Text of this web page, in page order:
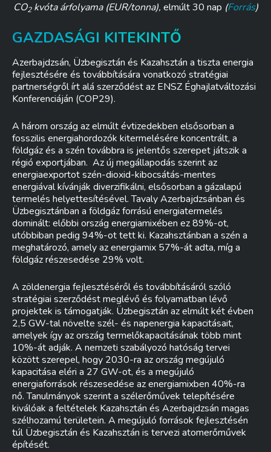
CO2kvóta árfolyama (EUR/tonna), elmúlt 30 nap (Forrás)
GAZDASÁGI KITEKINTŐ
Azerbajdzsán, Üzbegisztán és Kazahsztán a tiszta energia
fejlesztésére és továbbítására vonatkozó stratégiai
partnerségről írt alá szerződést az ENSZ Éghajlatváltozási
Konferenciáján (COP29).
A három ország az elmúlt évtizedekben elsősorban a
fosszilis energiahordozók kitermelésére koncentrált, a
földgáz és a szén továbbra is jelentős szerepet játszik a
régió exportjában. Az új megállapodás szerint az
energiaexportot szén-dioxid-kibocsátás-mentes
energiával kívánják diverzifikálni, elsősorban a gázalapú
termelés helyettesítésével. Tavaly Azerbajdzsánban és
Üzbegisztánban a földgáz forrású energiatermelés
dominált: előbbi ország energiamixében ez 89%-ot,
utóbbiban pedig 94%-ot tett ki. Kazahsztánban a szén a
meghatározó, amely az energiamix 57%-át adta, míg a
földgáz részesedése 29% volt.
A zöldenergia fejlesztéséről és továbbításáról szóló
stratégiai szerződést meglévő és folyamatban lévő
projektek is támogatják. Üzbegisztán az elmúlt két évben
2,5 GW-tal növelte szél- és napenergia kapacitásait,
amelyek így az ország termelőkapacitásának több mint
10%-át adják. A nemzeti szabályozó hatóság tervei
között szerepel, hogy 2030-ra az ország megújuló
kapacitása eléri a 27 GW-ot, és a megújuló
energiaforrások részesedése az energiamixben 40%-ra
nő. Tanulmányok szerint a szélerőművek telepítésére
kiválóak a feltételek Kazahsztán és Azerbajdzsán magas
szélhozamú területein. A megújuló források fejlesztésén
túl Üzbegisztán és Kazahsztán is tervezi atomerőművek
építését.